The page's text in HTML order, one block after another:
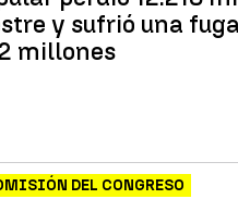
y sufrió una
millones
DEL CONGRESO